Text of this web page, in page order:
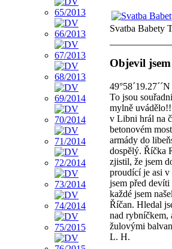
Svatba Babety
Objevil
To jsou
mylně
v Libni hrál na
betonovém
armády do
dospělý. Říčka
zjistil, že jsem
proudící je asi
jsem před
každé jsem
Říčan. Hledal
nad rybníčkem,
žulovými
L. H.